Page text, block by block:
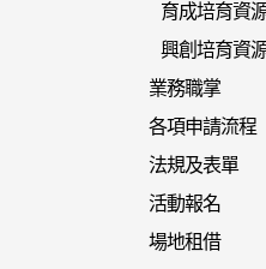
育成培育資
興創培育資
業務職掌
各項申請流程
法規及表單
活動報名
場地租借